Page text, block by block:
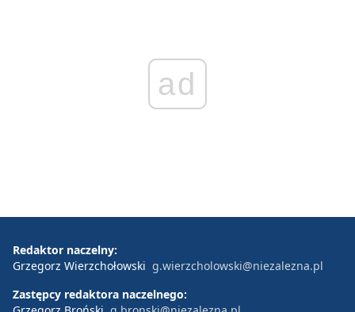
ad
Redaktor naczelny:
Grzegorz Wierzchołowski g.wierzcholowski@niezalezna.pl
Zastępcy redaktora naczelnego: